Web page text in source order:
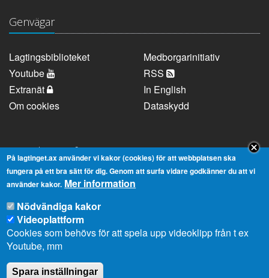
Genvägar
Lagtingsbiblioteket
Medborgarinitiativ
Youtube
RSS
Extranät
In English
Om cookies
Dataskydd
Kontaktuppgifter
Strandgatan 37, AX-22100 Mariehamn
Telefonnummer:
+358 18 25000
E-
post:
info@lagtinget.ax
Fler:
Kontakta lagtingets kansli
På lagtinget.ax använder vi kakor (cookies) för att webbplatsen ska
fungera på ett bra sätt för dig. Genom att surfa vidare godkänner du att vi
använder kakor. Mer information
Nödvändiga kakor
Videoplattform
Cookies som behövs för att spela upp videoklipp från t ex
Youtube, mm
Spara inställningar